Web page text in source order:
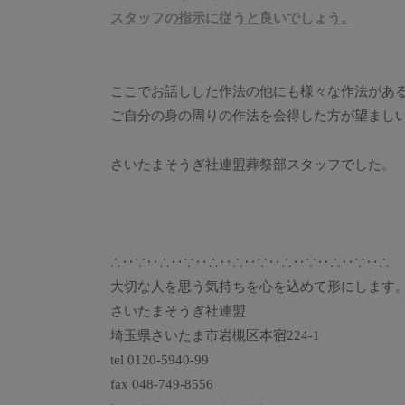
スタッフの指示に従うと良いでしょう。
ここでお話しした作法の他にも様々な作法があ
ご自分の身の周りの作法を会得した方が望まし
さいたまそうぎ社連盟葬祭部スタッフでした。
∴‥∵‥∴‥∵‥∴‥∴‥∵‥∴‥∵‥∴‥∵‥∴
大切な人を思う気持ちを心を込めて形にします。
さいたまそうぎ社連盟
埼玉県さいたま市岩槻区本宿224-1
tel 0120-5940-99
fax 048-749-8556